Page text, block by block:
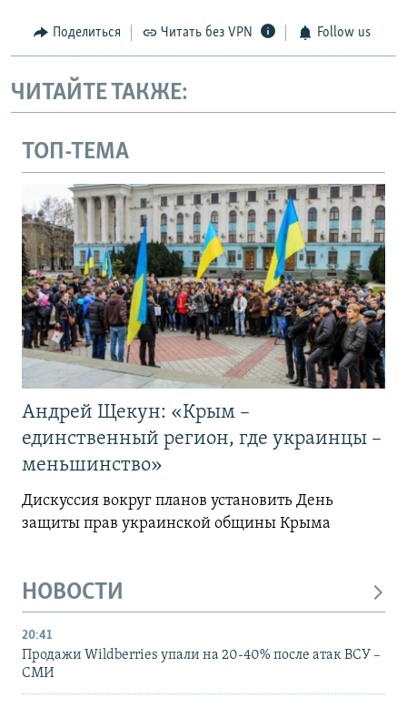
Поделиться Читать без VPN Follow us
ЧИТАЙТЕ ТАКЖЕ:
ТОП-ТЕМА
Андрей Щекун: «Крым –
единственный регион, где украинцы –
меньшинство»
Дискуссия вокруг планов установить День
защиты прав украинской общины Крыма
НОВОСТИ
20:41
Продажи Wildberries упали на 20-40% после атак ВСУ –
СМИ